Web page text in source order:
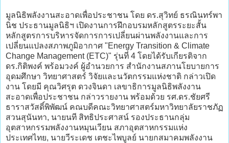
มูลนิธิพลังงานสะอาดเพื่อประชาชน โดย ดร.สุวิทย์ ธรณินทร์พา
นิช ประธานมูลนิธิฯ เปิดงานการฝึกอบรมหลักสูตรระยะสั้น
หลักสูตรการบริหารจัดการการเปลี่ยนผ่านพลังงานและการ
เปลี่ยนแปลงสภาพภูมิอากาศ "Energy Transition & Climate
Change Management (ETC)" รุ่นที่ 4 โดยได้รับเกียรติจาก
ดร.กิติพงค์ พร้อมวงค์ ผู้อำนวยการ สำนักงานสภานโยบายการ
อุดมศึกษา วิทยาศาสตร์ วิจัยและนวัตกรรมแห่งชาติ กล่าวเปิด
งาน โดยมี คุณวิศรุต ดวงจินดา เลขาธิการมูลนิธิพลังงาน
สะอาดเพื่อประชาชน กล่าวรายงาน พร้อมด้วย รศ.ดร.ชัยศรี
ธาราสวัสดิ์พิพัฒน์ คณบดีคณะวิทยาศาสตร์มหาวิทยาลัยราชภัฏ
สวนสุนันทา, นายนที สิทธิประศาสน์ รองประธานกลุ่ม
อุตสาหกรรมพลังงานหมุนเวียน สภาอุตสาหกรรมแห่ง
ประเทศไทย, นายวีระเดช เตชะไพบูลย์ นายกสมาคมพลังงาน